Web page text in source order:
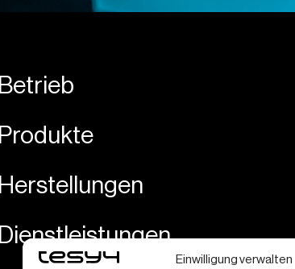
Einwilligung verwalten
Betrieb
Produkte
Herstellungen
Dienstleistungen